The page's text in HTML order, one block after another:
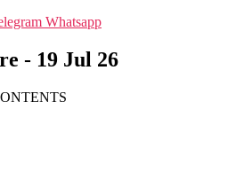
Whatsapp
- 19 Jul 26